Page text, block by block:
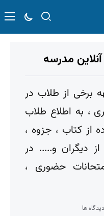
مدرسه
برخی از طلاب در
، به اطلاع طلاب
از کتاب ، جزوه ،
دیگران و..... در
حضوری ،